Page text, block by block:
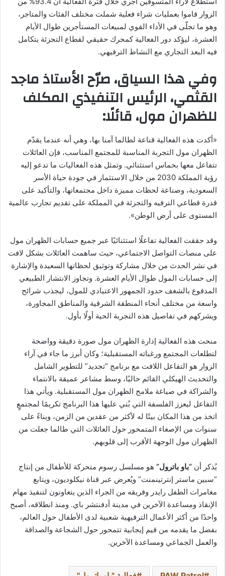
الزوار قاموا بعمليات شراء فعلية شملت مختلف الفئات والمتاجر،
وهو ما تجلّى في الأداء القوي لمبيعات المستأجرين طوال الأيام
العشرة، ليؤكد دور الفعالية كمحرك حقيقي لقطاع التجزئة يتكامل
فيه البعد التجاري مع النشاط الترفيهي.
وفي هذا السياق، صرّح الأستاذ ماجد
القثمي، الرئيس التنفيذي المكلف
للظهران مول، قائلًا:
«أكدت هذه الفعالية قناعة لطالما آمنا بها، وهي أنه عندما يقدّم
الظهران مول التجربة المناسبة للمجتمع المناسب، فإن العائلات
تتفاعل معها بحماس استثنائي. وتمثل هذه الفعاليات ما تدعو إليه
رؤية المملكة 2030 من خلال الاستثمار في جودة حياة الأسر
السعودية، وصناعة لحظات مميزة داخل مجتمعاتها، والتأكيد على
قدرة قطاعي الترفيه والتجزئة في المملكة على تقديم تجارب عالمية
المستوى على أرض الوطن».
وقد حققت الفعالية تفاعلًا استثنائيًا عبر جميع حسابات الظهران مول
على منصات التواصل الاجتماعي، حيث ساهمت العائلات بشكل لافت
في نشر الحدث من خلال مشاركة وتوثيق لحظاتها السعيدة والإشارة
إلى حسابات المول طوال الأيام العشرة. وتجاوز الانتشار الطبيعي
المدفوع بالشغف حدود الجمهور الاعتيادي للمول، ليجذب شرائح
واسعة من مختلف أنحاء المنطقة الشرقية والمناطق المجاورة،
ويشركهم في تفاصيل هذه التجربة الحية أولًا بأول.
منحت هذه الفعالية إدارة الظهران مول صورة دقيقة وواضحة
لتطلعات المجتمع ورغباته المستقبلية؛ وكان أبرز ما جاء في آراء
الزوار هو التفاعل اللافت مع برنامج “تجديد” للتطوير الشامل
والتحديث الهيكلي القائم حاليًا، وسط مشاعر عميقة بالانتماء
والشراكة في صياغة ملامح الظهران مول المستقبلية. ويأتي هذا
التفاعل ليعزز الفلسفة التي بُني عليها هذا البرنامج تكريمًا لمجتمعٍ
اتخذ من هذا المكان بيتًا له لأكثر من عقدين من الزمن، وبناءً على
سنوات من الإصغاء المتمحور حول العائلات التي طالما جعلت من
الظهران مول الوجهة الأقرب إلى قلوبهم.
يُذكر أن “باو باترول” هو مسلسل رسوم متحركة للأطفال من إنتاج
“سبين ماستر إنترتينمنت” ويُعرض عبر قناة نيكلوديون، ويتابع
مغامرات الطفل رايدر وفريقه من الجراء الذين يتعاونون لتنفيذ مهام
الإنقاذ ومساعدة الآخرين في مدينة أدفنتشر باي. ومنذ انطلاقه، أصبح
واحدًا من أكثر الأعمال الترفيهية شعبية لدى الأطفال حول العالم،
بفضل ما يقدمه من قيم إيجابية تتمحور حول الشجاعة والصداقة
والعمل الجماعي ومساعدة الآخرين.